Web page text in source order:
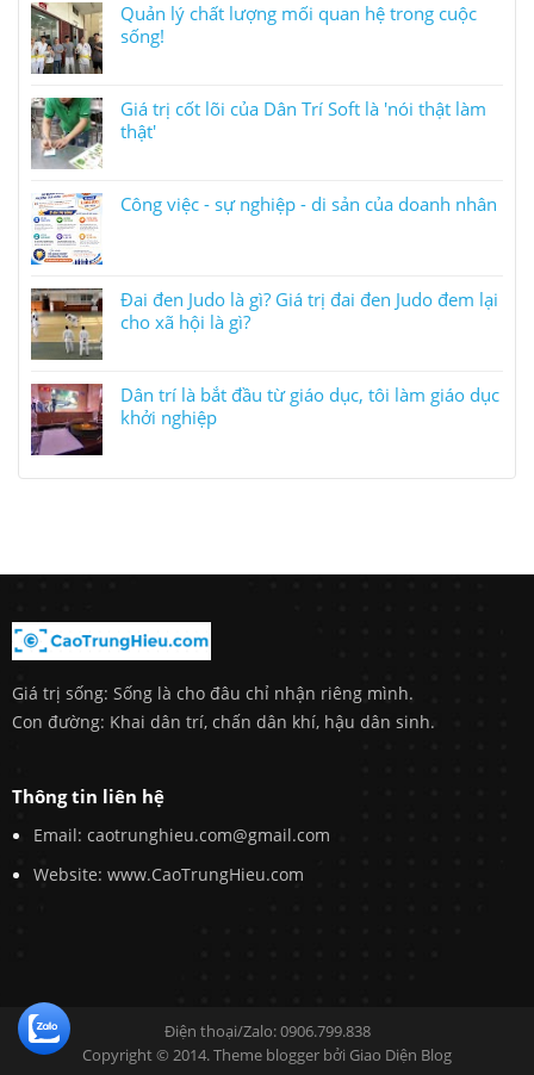
Quản lý chất lượng mối quan hệ trong cuộc
sống!
Giá trị cốt lõi của Dân Trí Soft là 'nói thật làm
thật'
Công việc - sự nghiệp - di sản của doanh nhân
Đai đen Judo là gì? Giá trị đai đen Judo đem lại
cho xã hội là gì?
Dân trí là bắt đầu từ giáo dục, tôi làm giáo dục
khởi nghiệp
Giá trị sống: Sống là cho đâu chỉ nhận riêng mình.
Con đường: Khai dân trí, chấn dân khí, hậu dân sinh.
Thông tin liên hệ
Email: caotrunghieu.com@gmail.com
Website: www.CaoTrungHieu.com
Điện thoại/Zalo: 0906.799.838
Copyright © 2014. Theme blogger bởi Giao Diện Blog